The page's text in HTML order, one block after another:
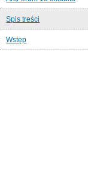
Spis treści
Wstęp